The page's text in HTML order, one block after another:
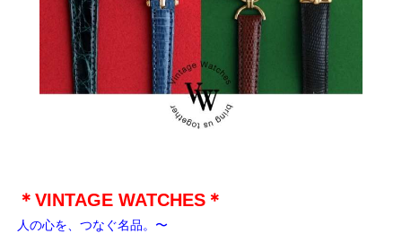
＊VINTAGE WATCHES＊
人の心を、つなぐ名品。〜